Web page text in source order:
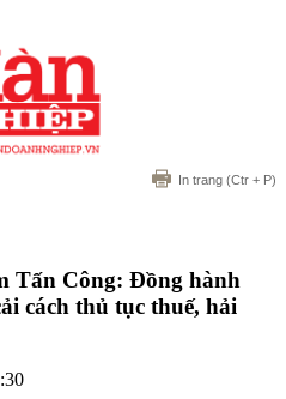
In trang (Ctr + P)
Tấn Công: Đồng hành
cách thủ tục thuế, hải